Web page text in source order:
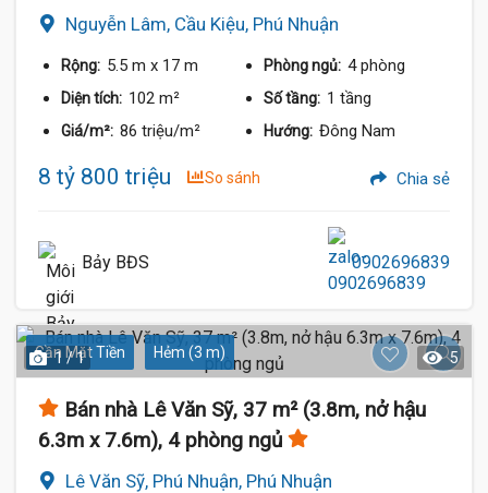
Nguyễn Lâm, Cầu Kiệu, Phú Nhuận
Rộng: 5.5 m x 17 m Phòng ngủ: 4 phòng
Diện tích: 102 m² Số tầng: 1 tầng
Giá/m²: 86 triệu/m² Hướng: Đông Nam
8 tỷ 800 triệu So sánh Chia sẻ
Bảy BĐS 0902696839
Gần Mặt Tiền Hẻm (3 m)
1 / 1 5
Bán nhà Lê Văn Sỹ, 37 m² (3.8m, nở hậu
6.3m x 7.6m), 4 phòng ngủ
Lê Văn Sỹ, Phú Nhuận, Phú Nhuận